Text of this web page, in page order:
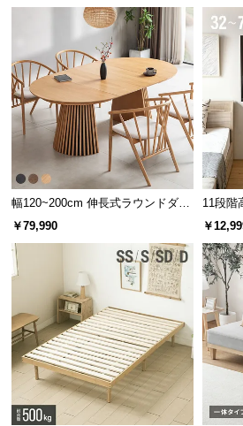
幅120~200cm 伸長式ラウンドダイ
ニングテーブル 6人掛け 天然木突
￥79,990
11段階
キャス
￥